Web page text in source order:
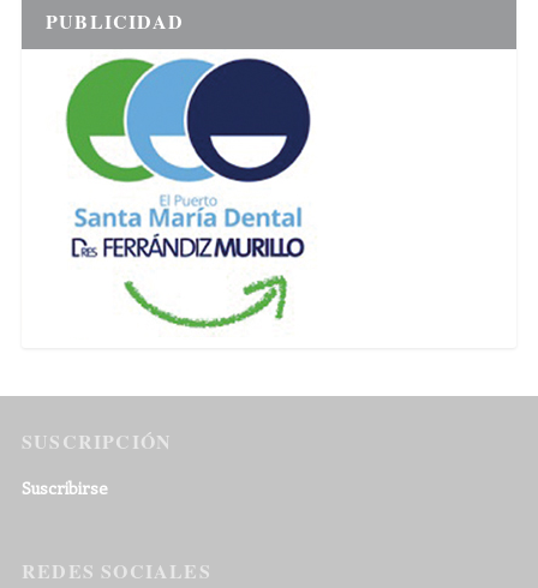
PUBLICIDAD
SUSCRIPCIÓN
Suscribirse
REDES SOCIALES